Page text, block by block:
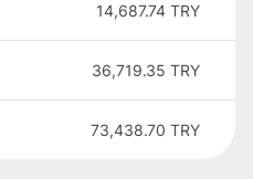
14,687.74 TRY
36,719.35 TRY
73,438.70 TRY